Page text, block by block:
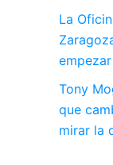
La
Tony
que
mirar la